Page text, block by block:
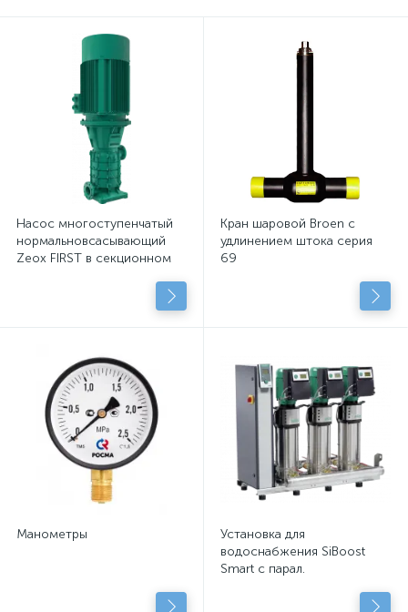
Насос многоступенчатый
нормальновсасывающий
Zeox FIRST в секционном
Кран шаровой Broen с
удлинением штока серия
69
Манометры
Установка для
водоснабжения SiBoost
Smart с парал.
центробежными насосами